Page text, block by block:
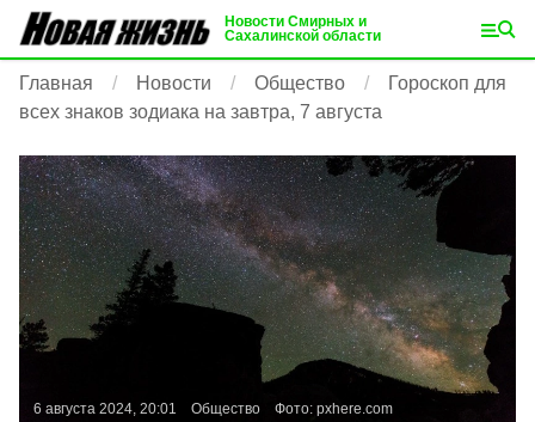
Новости Смирных и
Сахалинской области
Главная Новости Общество
Гороскоп для
всех знаков зодиака на завтра, 7 августа
6 августа 2024, 20:01 Общество Фото: pxhere.com